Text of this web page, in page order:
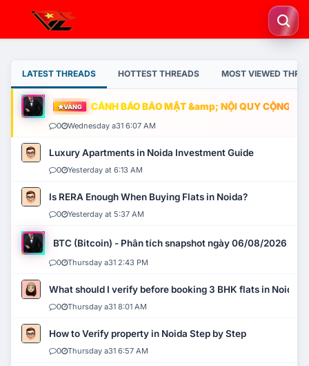
LATEST THREADS HOTTEST THREADS MOST VIEWED
VÀNG CẢNH BÁO BẢO MẬT &amp; NỘI QUY CỘNG
0 Wednesday a31 6:07 AM
Luxury Apartments in Noida Investment Guide
0 Yesterday at 6:13 AM
Is RERA Enough When Buying Flats in Noida?
0 Yesterday at 5:37 AM
BTC (Bitcoin) - Phân tích snapshot ngày 06/08/2026
0 Thursday a31 2:43 PM
What should I verify before booking 3 BHK flats in Noida?
0 Thursday a31 8:01 AM
How to Verify property in Noida Step by Step
0 Thursday a31 6:57 AM